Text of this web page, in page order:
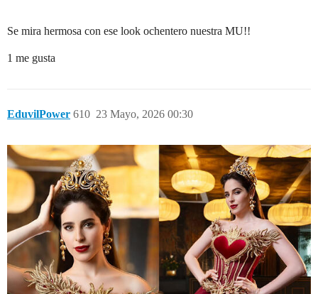
Se mira hermosa con ese look ochentero nuestra MU!!
1 me gusta
EduvilPower 23 Mayo, 2026 00:30
610